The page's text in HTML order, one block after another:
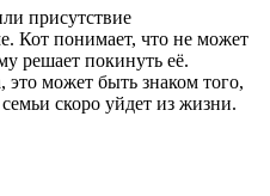
присутствие
Кот понимает, что не может
решает покинуть её.
может быть знаком того,
скоро уйдет из жизни.